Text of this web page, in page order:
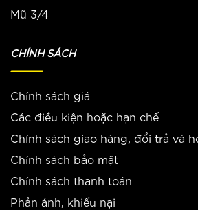
Mũ 3/4
CHÍNH SÁCH
Chính sách giá
Các điều kiện hoặc hạn chế
Chính sách giao hàng, đổi trả và
Chính sách bảo mật
Chính sách thanh toán
Phản ánh, khiếu nại